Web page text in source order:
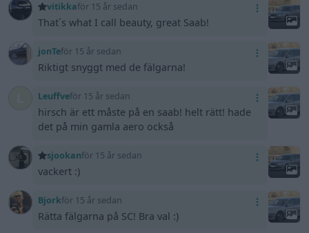
vitikkaför 15 år sedan
That´s what I call beauty, great Saab!
jonTeför 15 år sedan
Riktigt snyggt med de fälgarna!
Leuffveför 15 år sedan
hirsch är ett måste på en saab! helt rätt! hade
det på min gamla aero också
sjookanför 15 år sedan
vackert :)
Bjorkför 15 år sedan
Rätta fälgarna på SC! Bra val :)